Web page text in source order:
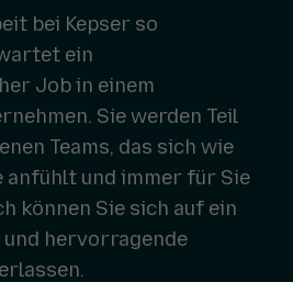
bei Kepser so
ein
Job in einem
Sie werden Teil
Teams, das sich wie
anfühlt und immer für Sie
können Sie sich auf ein
hervorragende